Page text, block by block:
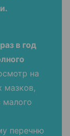
раз в год
на
мазков,
малого
перечню